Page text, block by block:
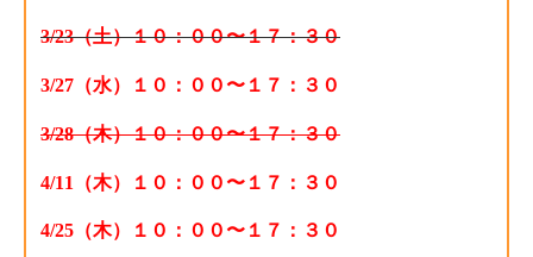
3/23（土）１０：００〜１７：３０
3/27（水）１０：００〜１７：３０
3/28（木）１０：００〜１７：３０
4/11（木）１０：００〜１７：３０
4/25（木）１０：００〜１７：３０